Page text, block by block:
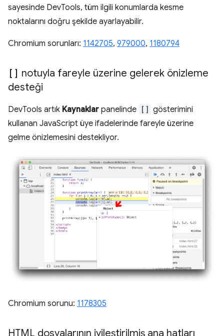
sayesinde DevTools, tüm ilgili konumlarda kesme
noktalarını doğru şekilde ayarlayabilir.
Chromium sorunları: 1142705, 979000, 1180794
[] notuyla fareyle üzerine gelerek önizleme
desteği
DevTools artık Kaynaklar panelinde [] gösterimini
kullanan JavaScript üye ifadelerinde fareyle üzerine
gelme önizlemesini destekliyor.
Chromium sorunu: 1178305
HTML dosyalarının iyileştirilmiş ana hatları